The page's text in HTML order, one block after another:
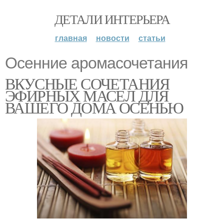
ДЕТАЛИ ИНТЕРЬЕРА
главная новости статьи
Осенние аромасочетания
ВКУСНЫЕ СОЧЕТАНИЯ
ЭФИРНЫХ МАСЕЛ ДЛЯ
ВАШЕГО ДОМА ОСЕНЬЮ